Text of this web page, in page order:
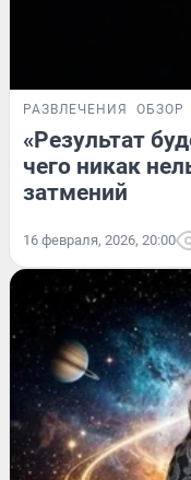
РАЗВЛЕЧЕНИЯ ОБЗОР
«Результат
чего никак
затмений
16 февраля, 2026, 20:00